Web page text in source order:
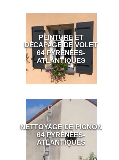
PEINTURE ET
DÉCAPAGE DE VOLET
64 PYRÉNÉES-
ATLANTIQUES
NETTOYAGE DE PIGNON
64 PYRÉNÉES-
ATLANTIQUES